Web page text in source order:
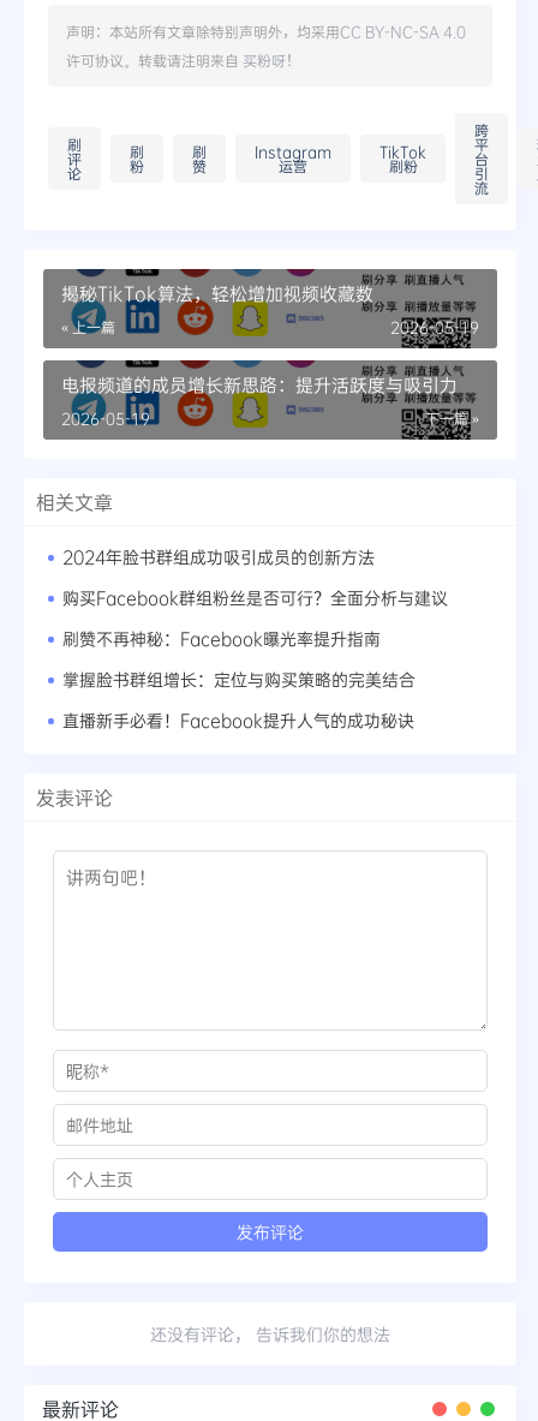
声明：本站所有文章除特别声明外，均采用CC BY-NC-SA 4.0
许可协议。转载请注明来自 买粉呀！
刷
评
论
刷
粉
刷
赞
Instagram
运营
TikTok
刷粉
跨
平
台
引
流
揭秘TikTok算法，轻松增加视频收藏数
« 上一篇 2026-05-19
电报频道的成员增长新思路：提升活跃度与吸引力
下一篇 »
2026-05-19
相关文章
2024年脸书群组成功吸引成员的创新方法
购买Facebook群组粉丝是否可行？全面分析与建议
刷赞不再神秘：Facebook曝光率提升指南
掌握脸书群组增长：定位与购买策略的完美结合
直播新手必看！Facebook提升人气的成功秘诀
发表评论
还没有评论， 告诉我们你的想法
最新评论